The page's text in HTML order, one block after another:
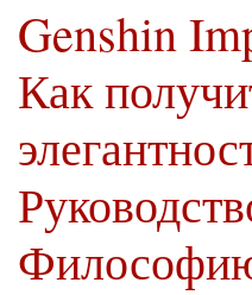
Genshin
Как